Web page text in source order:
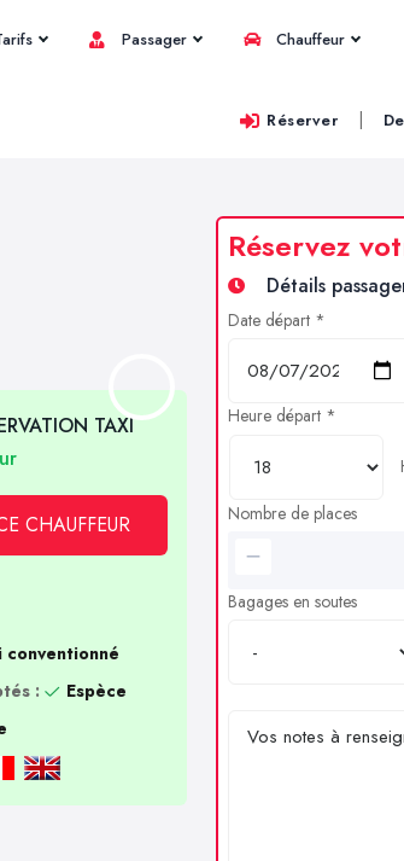
Passager Chauffeur
Réserver |
TAXI
CHAUFFEUR
conventionné
:
Espèce
Réservez
Détails
Date départ *
Heure départ *
Nombre de places
Bagages en soutes